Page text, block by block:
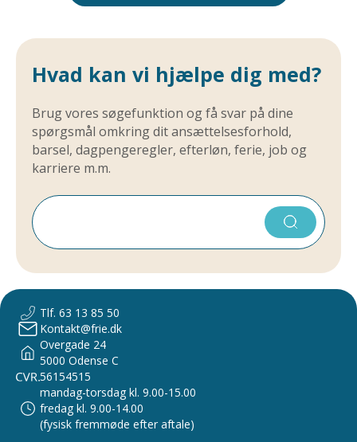
Hvad kan vi hjælpe dig med?
Brug vores søgefunktion og få svar på dine
spørgsmål omkring dit ansættelsesforhold,
barsel, dagpengeregler, efterløn, ferie, job og
karriere m.m.
Tlf. 63 13 85 50
Kontakt@frie.dk
Overgade 24
5000 Odense C
56154515
mandag-torsdag kl. 9.00-15.00
fredag kl. 9.00-14.00
(fysisk fremmøde efter aftale)